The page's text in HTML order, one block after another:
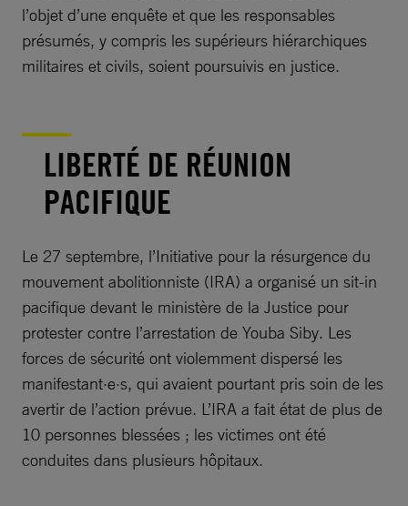
l’objet d’une enquête et que les responsables
présumés, y compris les supérieurs hiérarchiques
militaires et civils, soient poursuivis en justice.
LIBERTÉ DE RÉUNION
PACIFIQUE
Le 27 septembre, l’Initiative pour la résurgence du
mouvement abolitionniste (IRA) a organisé un sit-in
pacifique devant le ministère de la Justice pour
protester contre l’arrestation de Youba Siby. Les
forces de sécurité ont violemment dispersé les
manifestant·e·s, qui avaient pourtant pris soin de les
avertir de l’action prévue. L’IRA a fait état de plus de
10 personnes blessées ; les victimes ont été
conduites dans plusieurs hôpitaux.